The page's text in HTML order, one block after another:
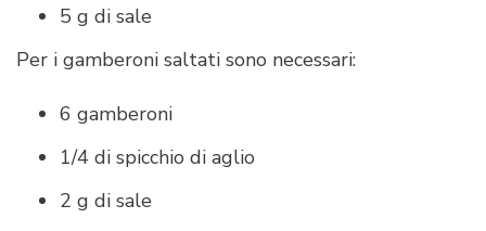
5 g di sale
Per i gamberoni saltati sono necessari:
6 gamberoni
1/4 di spicchio di aglio
2 g di sale